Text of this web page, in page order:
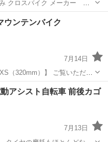
クロスバイク メーカー
希望ですが、有料になります
ウンテンバイク
7月14日
）】 ご覧いただき
していましたが、乗らなくな
ンバイク
動アシスト自転車 前後カゴ
7月13日